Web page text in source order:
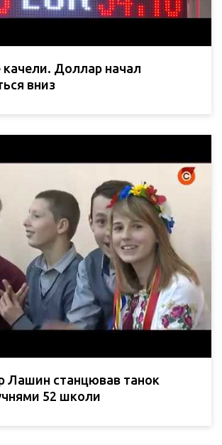
Доллар начал
вниз
Лашин станцював танок
52 школи